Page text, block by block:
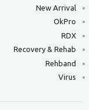
New Arrival
OkPro
RDX
Recovery & Rehab
Rehband
Virus